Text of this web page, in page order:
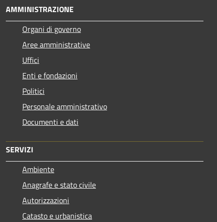
AMMINISTRAZIONE
Organi di governo
Aree amministrative
Uffici
Enti e fondazioni
Politici
Personale amministrativo
Documenti e dati
SERVIZI
Ambiente
Anagrafe e stato civile
Autorizzazioni
Catasto e urbanistica